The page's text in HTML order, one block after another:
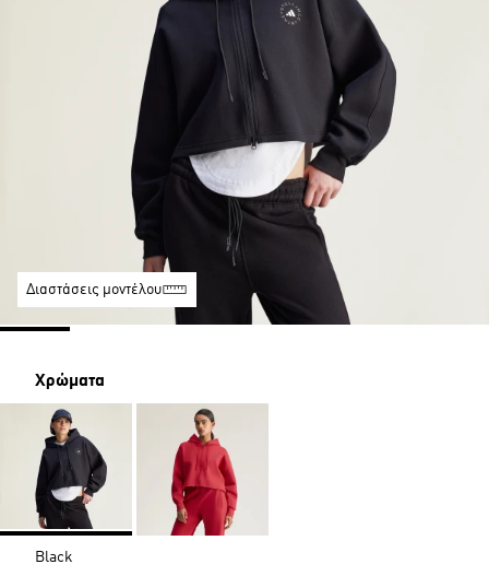
Διαστάσεις μοντέλου
Χρώματα
Black